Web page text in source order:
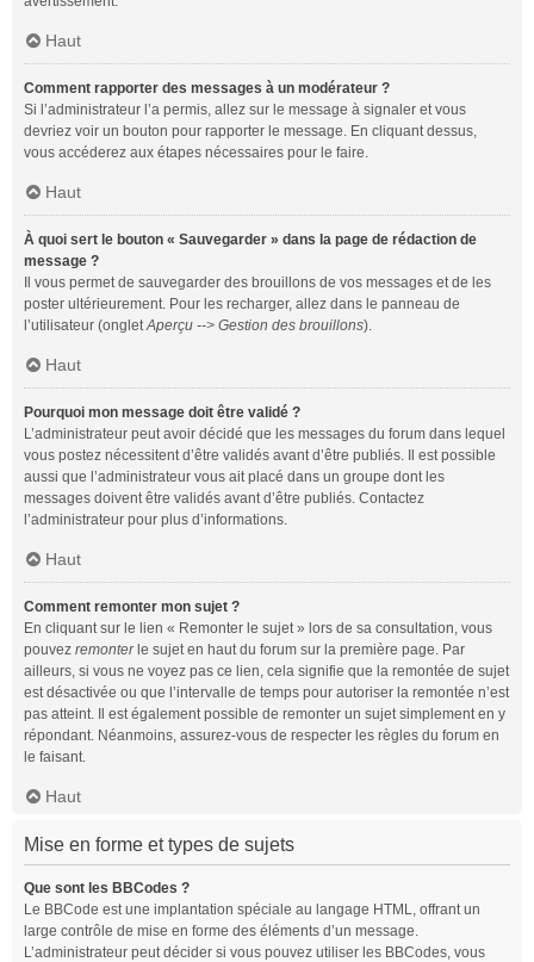
Haut
Comment rapporter des messages à un modérateur ?
Si l’administrateur l’a permis, allez sur le message à signaler et vous
devriez voir un bouton pour rapporter le message. En cliquant dessus,
vous accéderez aux étapes nécessaires pour le faire.
Haut
À quoi sert le bouton « Sauvegarder » dans la page de rédaction de
message ?
Il vous permet de sauvegarder des brouillons de vos messages et de les
poster ultérieurement. Pour les recharger, allez dans le panneau de
l’utilisateur (ongletAperçu --> Gestion des brouillons).
Haut
Pourquoi mon message doit être validé ?
L’administrateur peut avoir décidé que les messages du forum dans lequel
vous postez nécessitent d’être validés avant d’être publiés. Il est possible
aussi que l’administrateur vous ait placé dans un groupe dont les
messages doivent être validés avant d’être publiés. Contactez
l’administrateur pour plus d’informations.
Haut
Comment remonter mon sujet ?
En cliquant sur le lien « Remonter le sujet » lors de sa consultation, vous
pouvez remonterle sujet en haut du forum sur la première page. Par
ailleurs, si vous ne voyez pas ce lien, cela signifie que la remontée de sujet
est désactivée ou que l’intervalle de temps pour autoriser la remontée n’est
pas atteint. Il est également possible de remonter un sujet simplement en y
répondant. Néanmoins, assurez-vous de respecter les règles du forum en
le faisant.
Haut
Mise en forme et types de sujets
Que sont les BBCodes ?
Le BBCode est une implantation spéciale au langage HTML, offrant un
large contrôle de mise en forme des éléments d’un message.
L’administrateur peut décider si vous pouvez utiliser les BBCodes, vous